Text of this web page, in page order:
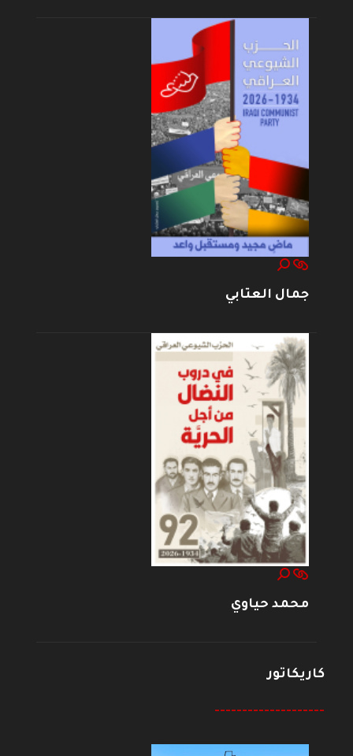
جمال العتابي
محمد حياوي
كاريكاتور
--------------------